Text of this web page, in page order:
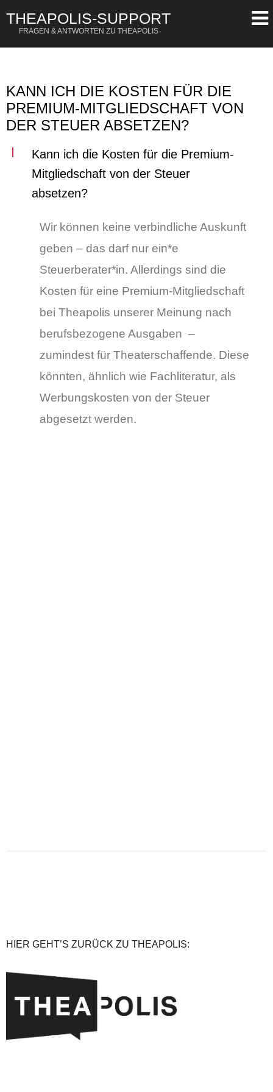
KANN ICH DIE KOSTEN FÜR DIE
PREMIUM-MITGLIEDSCHAFT VON
DER STEUER ABSETZEN?
Kann ich die Kosten für die Premium-
Mitgliedschaft von der Steuer
absetzen?
Wir können keine verbindliche Auskunft
geben – das darf nur ein*e
Steuerberater*in. Allerdings sind die
Kosten für eine Premium-Mitgliedschaft
bei Theapolis unserer Meinung nach
berufsbezogene Ausgaben –
zumindest für Theaterschaffende. Diese
könnten, ähnlich wie Fachliteratur, als
Werbungskosten von der Steuer
abgesetzt werden.
HIER GEHT’S ZURÜCK ZU THEAPOLIS:
Password
Remember Me
Register
THEAPOLIS-SUPPORT
FRAGEN & ANTWORTEN ZU THEAPOLIS